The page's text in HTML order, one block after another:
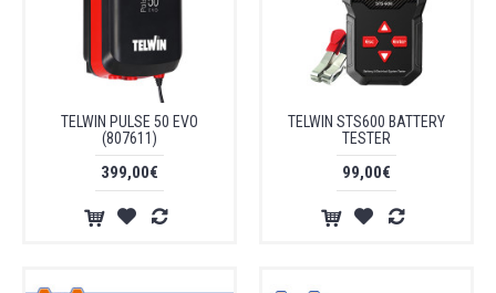
TELWIN PULSE 50 EVO
(807611)
399,00€
TELWIN STS600 BATTERY
TESTER
99,00€